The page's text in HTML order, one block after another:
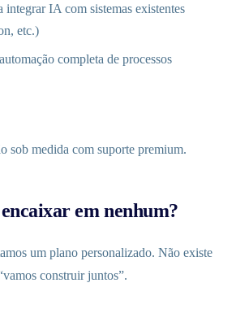
integrar IA com sistemas existentes
etc.)
completa de processos
sob medida com suporte premium.
em nenhum?
um plano personalizado. Não existe
construir juntos”.